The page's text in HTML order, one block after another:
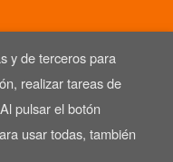
Las Imágenes de
y de terceros para
realizar tareas de
pulsar el botón
usar todas, también